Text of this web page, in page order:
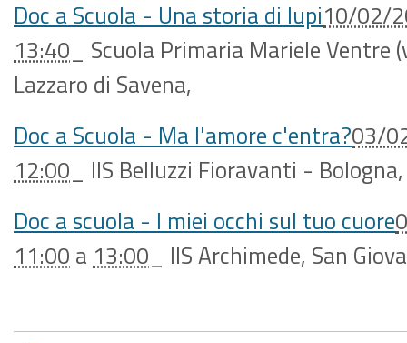
Doc a Scuola - Una storia di lupi10/02/
13:40
Scuola Primaria Mariele Ventre
Lazzaro di Savena,
Doc a Scuola - Ma l'amore c'entra?03/
12:00
IIS Belluzzi Fioravanti - Bologna,
Doc a scuola - I miei occhi sul tuo cuore
11:00 a 13:00 IIS Archimede, San